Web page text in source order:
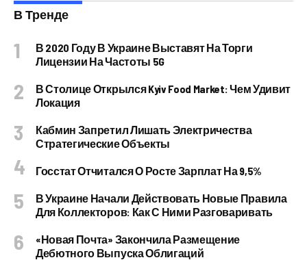
В Тренде
В 2020 Году В Украине Выставят На Торги
Лицензии На Частоты 5G
В Столице Открылся Kyiv Food Market: Чем Удивит
Локация
Кабмин Запретил Лишать Электричества
Стратегические Объекты
Госстат Отчитался О Росте Зарплат На 9,5%
В Украине Начали Действовать Новые Правила
Для Коллекторов: Как С Ними Разговаривать
«Новая Почта» Закончила Размещение
Дебютного Выпуска Облигаций